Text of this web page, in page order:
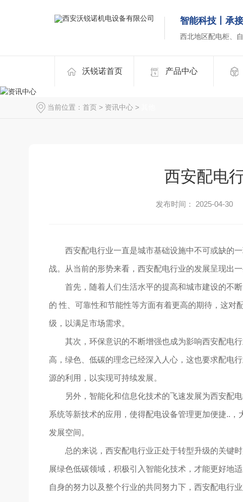
智能科技丨承
西北地区配电柜、
沃锐诺首页 产品中心
当前位置： 首页 > 资讯中心 >
西安配电
发布时间： 2025-04-30
西安配电行业一直是城市基础设施中不可或缺的
战。从当前的形势来看，西安配电行业的发展呈现出一
首先，随着人们生活水平的提高和城市建设的不
的 性、可靠性和节能性等方面有着更高的期待，这对
级，以满足市场需求。
其次，环保意识的不断增强也成为影响西安配电
高，绿色、低碳的理念已经深入人心，这也要求配电
源的利用，以实现可持续发展。
另外，智能化和信息化技术的飞速发展为西安配
系统等新技术的应用，使得配电设备管理更加便捷..
发展空间。
总的来说，西安配电行业正处于转型升级的关键
展绿色低碳领域，积极引入智能化技术，才能更好地
自身的努力以及整个行业的共同努力下，西安配电行